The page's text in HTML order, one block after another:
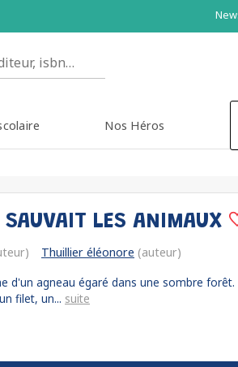
Nos Héros
SAUVAIT LES ANIMAUX
Thuillier éléonore (auteur)
d'un agneau égaré dans une sombre forêt.
filet, un... suite